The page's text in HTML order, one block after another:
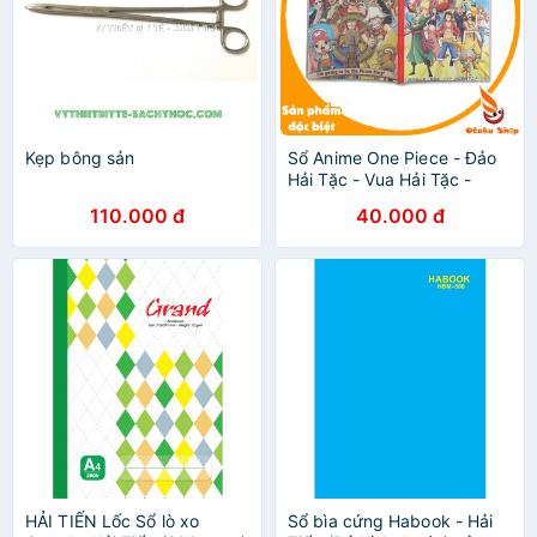
Kẹp bông sản
110.000 đ
Sổ Anime One Piece - Đảo
Hải Tặc - Vua Hải Tặc -
40.000 đ
HẢI TIẾN Lốc Sổ lò xo
Sổ bìa cứng Habook - Hải